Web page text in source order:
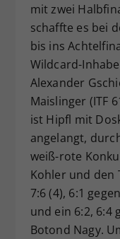
mit zwei
schaffte es bei
bis ins
Wildcard-
Alexander
Maislinger (ITF
ist Hipfl mit
angelangt,
weiß-rote
Kohler und den
7:6 (4), 6:1
und ein 6:2, 6:4
Botond Nagy.